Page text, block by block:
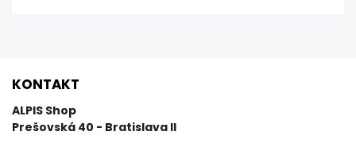
KONTAKT
ALPIS Shop
Prešovská 40 - Bratislava II